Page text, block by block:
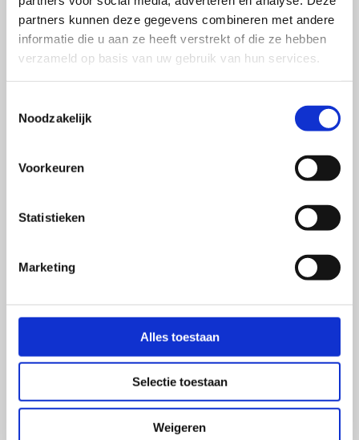
partners kunnen deze gegevens combineren met andere
informatie die u aan ze heeft verstrekt of die ze hebben
verzameld op basis van uw gebruik van hun services.
Noodzakelijk
Voorkeuren
Statistieken
Marketing
Alles toestaan
Selectie toestaan
Weigeren
Recruitment is matchen op DNA
Bij Proud People matchen wij professionals met DNA. Dit
zijn de kernwaarden binnen Proud People en deze staan
voor:
N: nieuwsgierig